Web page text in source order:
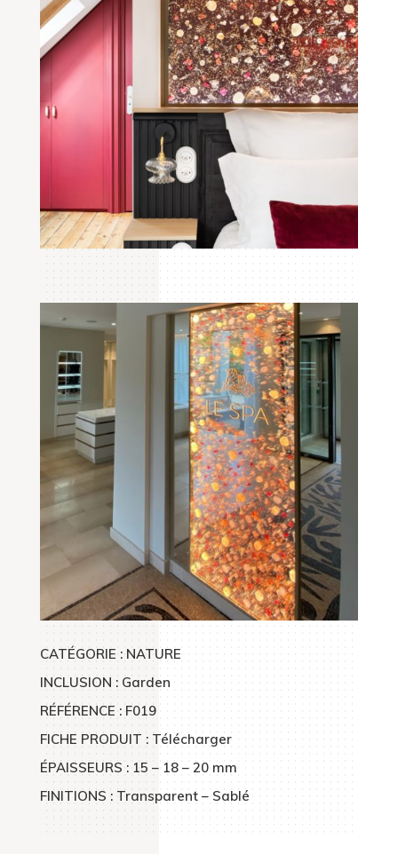
CATÉGORIE : NATURE
INCLUSION : Garden
RÉFÉRENCE : F019
FICHE PRODUIT : Télécharger
ÉPAISSEURS : 15 – 18 – 20 mm
FINITIONS : Transparent – Sablé